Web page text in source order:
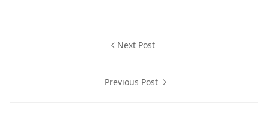
Next Post
Previous Post